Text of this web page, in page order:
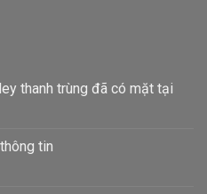
thanh trùng đã có mặt tại
tin